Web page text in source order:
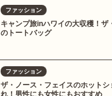
ファッション
キャンプ旅inハワイの大収穫！ザ
のトートバッグ
ファッション
ザ・ノース・フェイスのホットシ
れ！男性にも女性にもおすすめ